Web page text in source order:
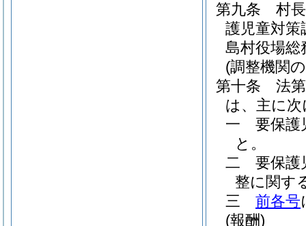
第九条
村
護児童対策
島村役場総
(調整機関
第十条
法
は、主に
一
要保護
と。
二
要保護
整に関す
三
前各号
(報酬)